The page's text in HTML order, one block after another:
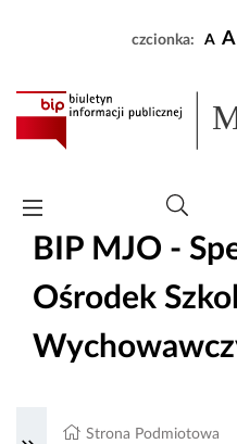
czcionka: A A
BIP MJO -
Ośrodek
Strona Podmiotowa